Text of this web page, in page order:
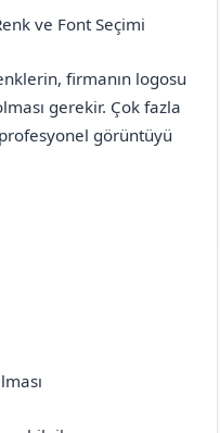
ve Font Seçimi
firmanın logosu
gerekir. Çok fazla
görüntüyü